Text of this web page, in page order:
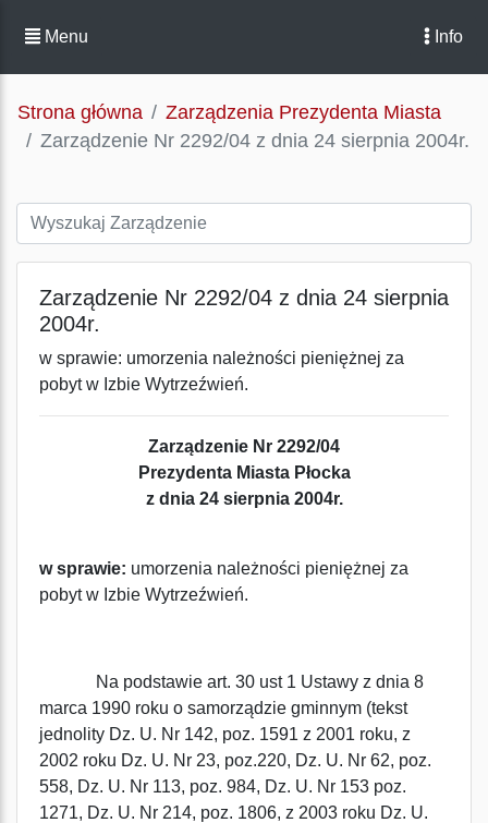
Menu Info
Strona główna
Zarządzenia Prezydenta Miasta
Zarządzenie Nr 2292/04 z dnia 24 sierpnia 2004r.
Zarządzenie Nr 2292/04 z dnia 24 sierpnia
2004r.
w sprawie: umorzenia należności pieniężnej za
pobyt w Izbie Wytrzeźwień.
Zarządzenie Nr 2292/04
Prezydenta Miasta Płocka
z dnia 24 sierpnia 2004r.
w sprawie: umorzenia należności pieniężnej za
pobyt w Izbie Wytrzeźwień.
Na podstawie art. 30 ust 1 Ustawy z dnia 8
marca 1990 roku o samorządzie gminnym (tekst
jednolity Dz. U. Nr 142, poz. 1591 z 2001 roku, z
2002 roku Dz. U. Nr 23, poz.220, Dz. U. Nr 62, poz.
558, Dz. U. Nr 113, poz. 984, Dz. U. Nr 153 poz.
1271, Dz. U. Nr 214, poz. 1806, z 2003 roku Dz. U.